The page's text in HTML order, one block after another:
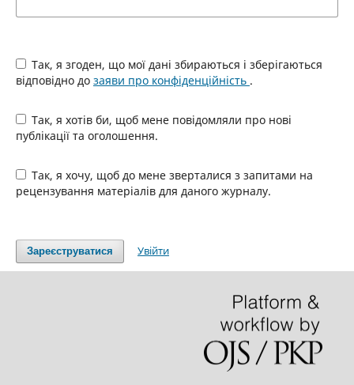
Так, я згоден, що мої дані збираються і зберігаються
відповідно до заяви про конфіденційність .
Так, я хотів би, щоб мене повідомляли про нові
публікації та оголошення.
Так, я хочу, щоб до мене зверталися з запитами на
рецензування матеріалів для даного журналу.
Зареєструватися Увійти